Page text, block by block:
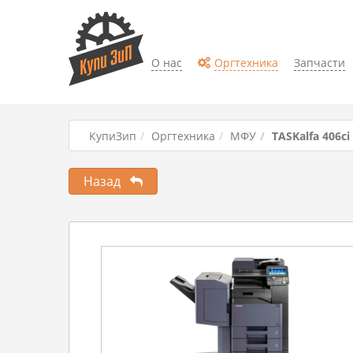
О нас Оргтехника Запчасти
КупиЗип Оргтехника МФУ TASKalfa 406ci
Назад